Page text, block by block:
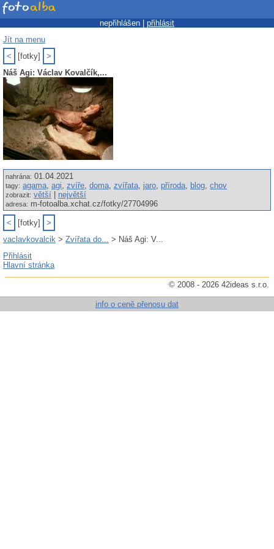
nepřihlášen | přihlásit
Jít na menu
<
[fotky]
>
Náš Agi: Václav Kovalčík,...
nahrána: 01.04.2021
tagy: agama, agi, zvíře, doma, zvířata, jaro, příroda, blog, chov
zobrazit: větší největší
adresa: m-fotoalba.xchat.cz/fotky/27704996
< [fotky]
>
vaclavkovalcik > Zvířata do... > Náš Agi: V...
Přihlásit
Hlavní stránka
© 2008 - 2026 42ideas s.r.o.
info o ceně přenosu dat